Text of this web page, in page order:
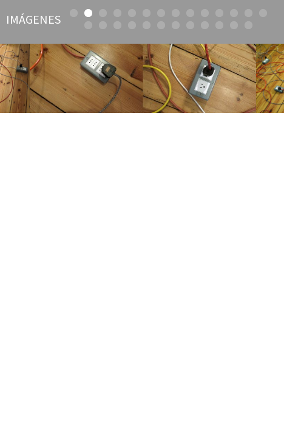
IMÁGENES